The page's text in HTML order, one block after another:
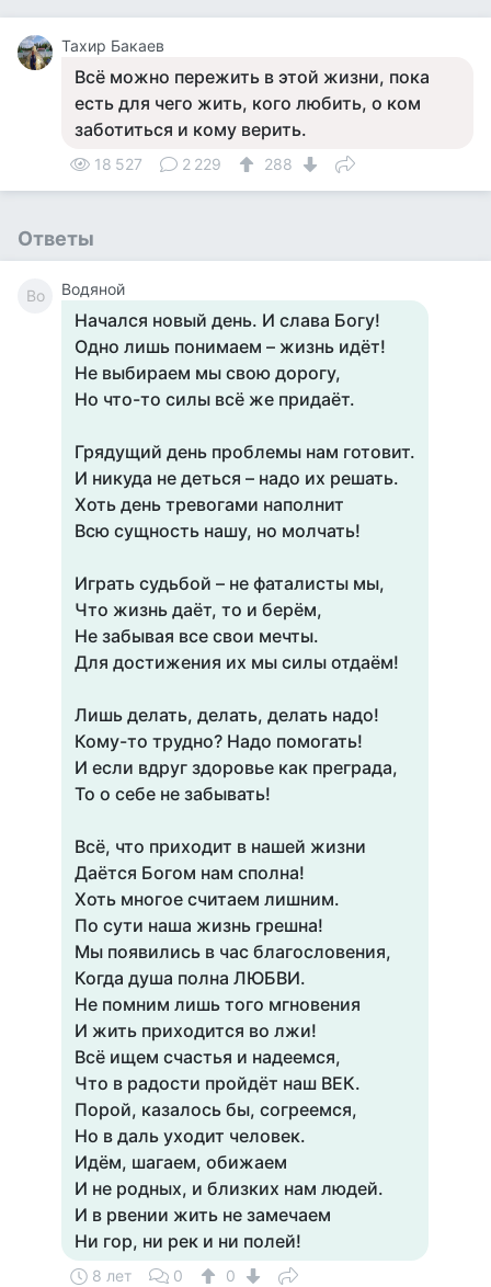
Тахир Бакаев
Всё можно пережить в этой жизни, пока
есть для чего жить, кого любить, о ком
заботиться и кому верить.
18 527 2 229 288
Ответы
Во Водяной
Начался новый день. И слава Богу!
Одно лишь понимаем – жизнь идёт!
Не выбираем мы свою дорогу,
Но что-то силы всё же придаёт.
Грядущий день проблемы нам готовит.
И никуда не деться – надо их решать.
Хоть день тревогами наполнит
Всю сущность нашу, но молчать!
Играть судьбой – не фаталисты мы,
Что жизнь даёт, то и берём,
Не забывая все свои мечты.
Для достижения их мы силы отдаём!
Лишь делать, делать, делать надо!
Кому-то трудно? Надо помогать!
И если вдруг здоровье как преграда,
То о себе не забывать!
Всё, что приходит в нашей жизни
Даётся Богом нам сполна!
Хоть многое считаем лишним.
По сути наша жизнь грешна!
Мы появились в час благословения,
Когда душа полна ЛЮБВИ.
Не помним лишь того мгновения
И жить приходится во лжи!
Всё ищем счастья и надеемся,
Что в радости пройдёт наш ВЕК.
Порой, казалось бы, согреемся,
Но в даль уходит человек.
Идём, шагаем, обижаем
И не родных, и близких нам людей.
И в рвении жить не замечаем
Ни гор, ни рек и ни полей!
8 лет 0 0